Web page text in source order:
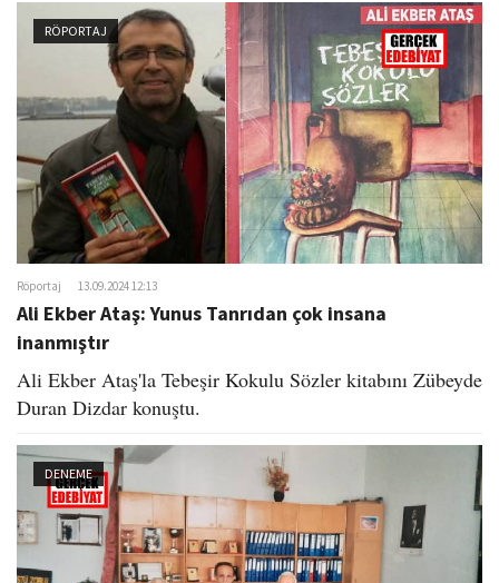
RÖPORTAJ
Röportaj 13.09.2024 12:13
Ali Ekber Ataş: Yunus Tanrıdan çok insana
inanmıştır
Ali Ekber Ataş'la Tebeşir Kokulu Sözler kitabını Zübeyde
Duran Dizdar konuştu.
DENEME